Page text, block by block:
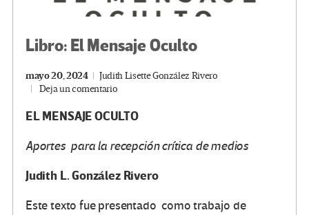
Libro: El Mensaje Oculto
mayo 20, 2024
Judith Lisette González Rivero
Deja un comentario
EL MENSAJE OCULTO
Aportes para la recepción crítica de medios
Judith L. González Rivero
Este texto fue presentado como trabajo de